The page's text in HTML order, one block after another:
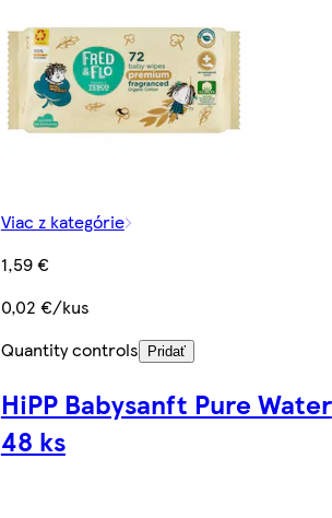
Viac z kategórie
1,59 €
0,02 €/kus
Quantity controls
Pridať
HiPP Babysanft Pure Water
48 ks